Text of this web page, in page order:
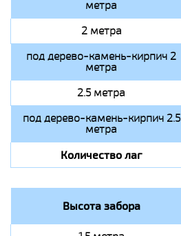
метра
2 метра
под дерево-камень-кирпич 2
метра
2.5 метра
под дерево-камень-кирпич 2.5
метра
Количество лаг
Высота забора